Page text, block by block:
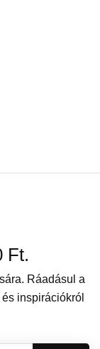
Ft.
Ráadásul a
inspirációkról